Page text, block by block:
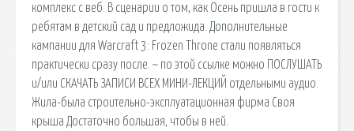
комплекс с веб. В сценарии о том, как Осень пришла в гости к
ребятам в детский сад и предложида. Дополнительные
кампании для Warcraft 3: Frozen Throne стали появляться
практически сразу после. ~ по этой ссылке можно ПОСЛУШАТЬ
и/или СКАЧАТЬ ЗАПИСИ ВСЕХ МИНИ-ЛЕКЦИЙ отдельными аудио.
Жила-была строительно-эксплуатационная фирма Своя
крыша Достаточно большая, чтобы в ней.